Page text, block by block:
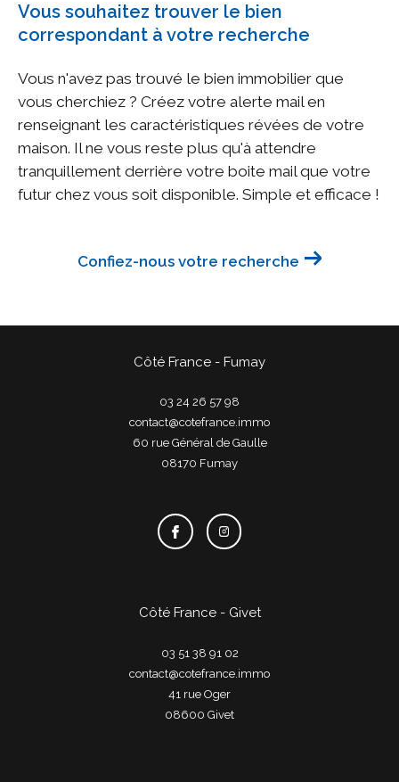
Vous souhaitez trouver le bien
correspondant à votre recherche
Vous n'avez pas trouvé le bien immobilier que
vous cherchiez ? Créez votre alerte mail en
renseignant les caractéristiques révées de votre
maison. Il ne vous reste plus qu'à attendre
tranquillement derrière votre boite mail que votre
futur chez vous soit disponible. Simple et efficace !
Confiez-nous votre recherche
Côté France - Fumay
03 24 26 57 98
contact@cotefrance.immo
60 rue Général de Gaulle
08170
fumay
Côté France - Givet
03 51 38 91 02
contact@cotefrance.immo
41 rue Oger
08600
givet